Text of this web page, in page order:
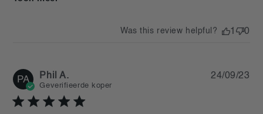
Was this review helpful? 1 0
PA Phil A.
Geverifieerde koper
24/09/23